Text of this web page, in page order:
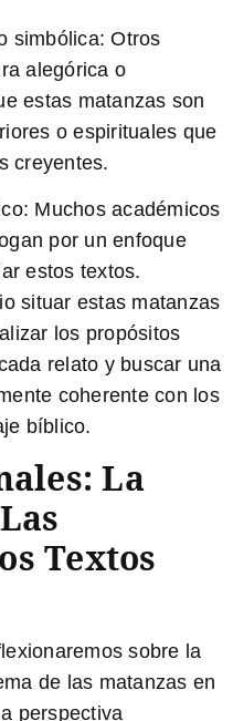
simbólica: Otros
alegórica o
estas matanzas son
o espirituales que
creyentes.
Muchos académicos
por un enfoque
estos textos.
situar estas matanzas
los propósitos
relato y buscar una
coherente con los
bíblico.
La
Textos
sobre la
de las matanzas en
perspectiva